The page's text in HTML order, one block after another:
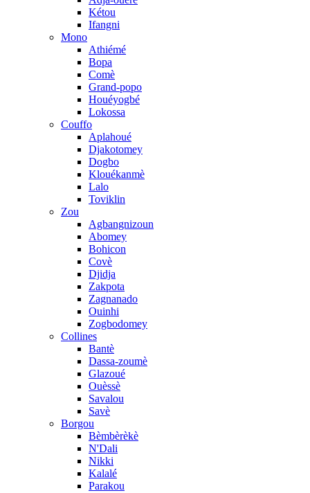
Kétou
Ifangni
Mono
Athiémé
Bopa
Comè
Grand-popo
Houéyogbé
Lokossa
Couffo
Aplahoué
Djakotomey
Dogbo
Klouékanmè
Lalo
Toviklin
Zou
Agbangnizoun
Abomey
Bohicon
Covè
Djidja
Zakpota
Zagnanado
Ouinhi
Zogbodomey
Collines
Bantè
Dassa-zoumè
Glazoué
Ouèssè
Savalou
Savè
Borgou
Bèmbèrèkè
N'Dali
Nikki
Kalalé
Parakou